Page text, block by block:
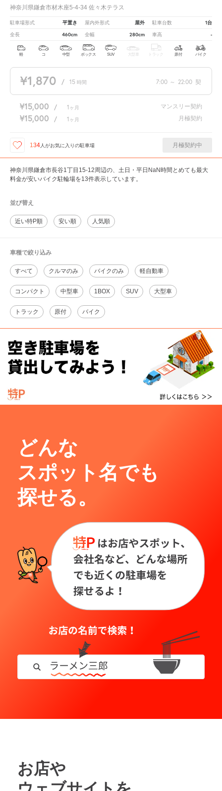
神奈川県鎌倉市材木座5-4-34 佐々木テラス
駐車場形式 平置き 屋内外形式 屋外 駐車台数 1台
全長 460cm 全幅 280cm 車高 -
軽 コ 中型 ボックス SUV 大型車 トラック 原付 バイク
¥1,870 / 15 時間 7:00 ～ 22:00 契
¥15,000 / 1 ヶ月 マンスリー契約
¥15,000 / 1 ヶ月 月極契約
134 人がお気に入りの駐車場 月極契約中
神奈川県鎌倉市長谷1丁目15-12周辺の、土日・平日NaN時間とめても最大
料金が安いバイク駐輪場を13件表示しています。
並び替え
近い特P順 安い順 人気順
車種で絞り込み
すべて クルマのみ バイクのみ 軽自動車
コンパクト 中型車 1BOX SUV 大型車
トラック 原付 バイク
どんな
スポット名でも
探せる。
お店や